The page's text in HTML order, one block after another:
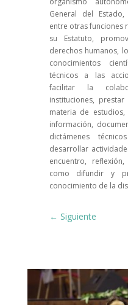
General del
entre otras funciones
su Estatuto,
derechos humanos,
conocimientos
técnicos a las
facilitar la
instituciones,
materia de
información,
dictámenes
desarrollar
encuentro,
como difundir y
conocimiento de la
Siguiente